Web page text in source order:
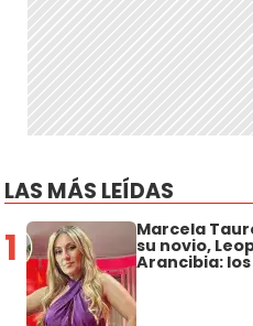
LAS MÁS LEÍDAS
1 Marcela
su novio,
Arancibia: